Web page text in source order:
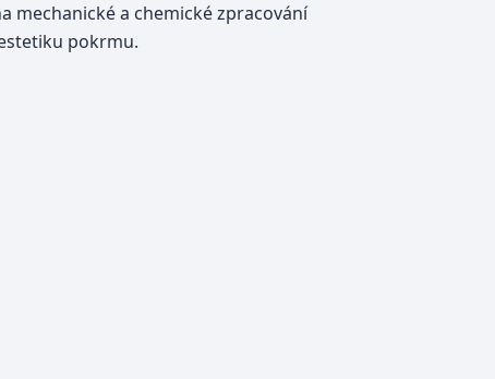
mechanické a chemické zpracování
pokrmu.